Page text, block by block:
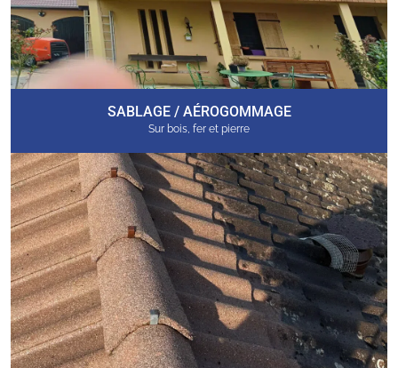
SABLAGE / AÉROGOMMAGE
Sur bois, fer et pierre